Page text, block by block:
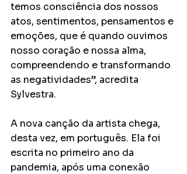
temos consciência dos nossos
atos, sentimentos, pensamentos e
emoções, que é quando ouvimos
nosso coração e nossa alma,
compreendendo e transformando
as negatividades”, acredita
Sylvestra.
A nova canção da artista chega,
desta vez, em português. Ela foi
escrita no primeiro ano da
pandemia, após uma conexão